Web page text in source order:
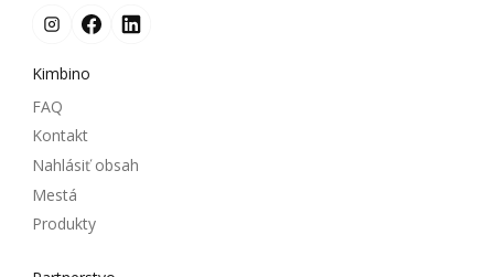
Kimbino
FAQ
Kontakt
Nahlásiť obsah
Mestá
Produkty